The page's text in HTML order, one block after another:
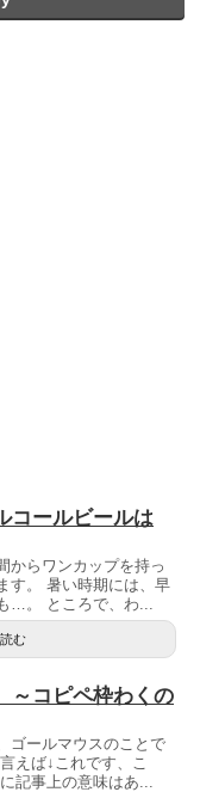
コールビールは
からワンカップを持っ
す。 暑い時期には、早
…。 ところで、わ...
む
～コピペ枠わくの
ゴールマウスのことで
えば↓これです、こ
記事上の意味はあ...